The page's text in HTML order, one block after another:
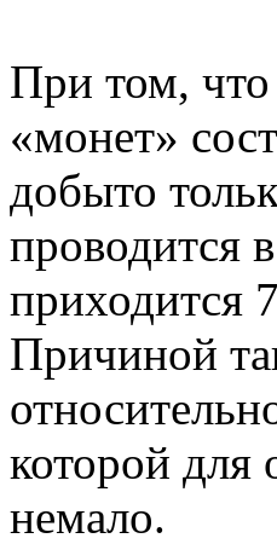
При том, что
«монет»
добыто
проводится
приходится
Причиной
которой для
немало.